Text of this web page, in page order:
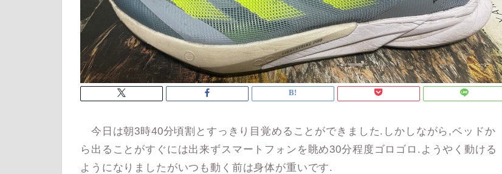
今日は朝3時40分頃割とすっきり目覚めることができました.しかしながら,ベッドか
ら出ることがすぐには出来ずスマートフォンを眺め30分程度ゴロゴロ.ようやく動ける
ようになりましたがいつも動く前は身体が重いです.